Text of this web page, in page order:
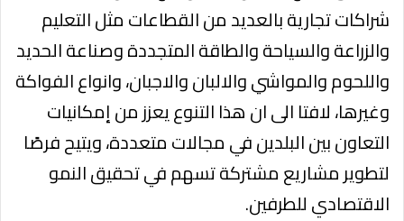
شراكات تجارية بالعديد من القطاعات مثل التعليم
والزراعة والسياحة والطاقة المتجددة وصناعة الحديد
واللحوم والمواشي والالبان والاجبان، وانواع الفواكة
وغيرها، لافتا الى ان هذا التنوع يعزز من إمكانيات
التعاون بين البلدين في مجالات متعددة، ويتيح فرصًا
لتطوير مشاريع مشتركة تسهم في تحقيق النمو
الاقتصادي للطرفين.